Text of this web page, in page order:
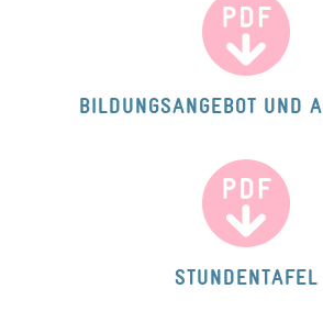
Gastronomie und Hausdienst
BILDUNGSANGEBOT UND
STUNDENTAFEL